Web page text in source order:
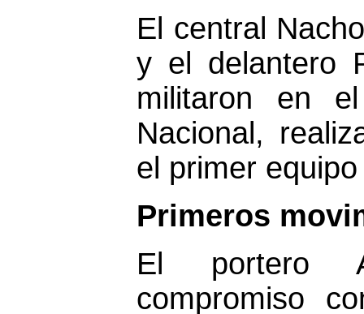
El central
y el delantero
militaron en
Nacional,
el primer
Primeros
El portero
compromiso